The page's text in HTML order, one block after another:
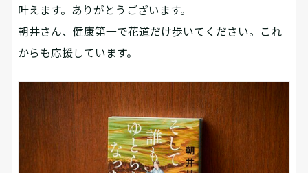
叶えます。ありがとうございます。
朝井さん、健康第一で花道だけ歩いてください。これ
からも応援しています。